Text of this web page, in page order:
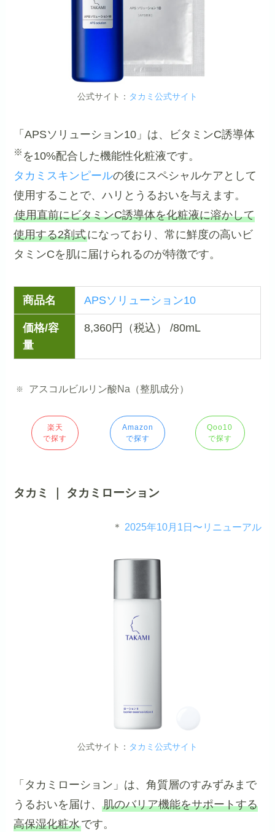
公式サイト： タカミ公式サイト
「APSソリューション10」は、ビタミンC誘導体
※ を10%配合した機能性化粧液です。
タカミスキンピールの後にスペシャルケアとして
使用することで、ハリとうるおいを与えます。
使用直前にビタミンC誘導体を化粧液に溶かして
使用する2剤式になっており、常に鮮度の高いビ
タミンCを肌に届けられるのが特徴です。
商品名 APSソリューション10
価格/容
量
8,360円（税込） /80mL
アスコルビルリン酸Na（整肌成分）
楽天
で探す
Amazon
で探す
Qoo10
で探す
タカミ ｜ タカミローション
＊ 2025年10月1日〜リニューアル
公式サイト： タカミ公式サイト
「タカミローション」は、角質層のすみずみまで
うるおいを届け、肌のバリア機能をサポートする
高保湿化粧水です。